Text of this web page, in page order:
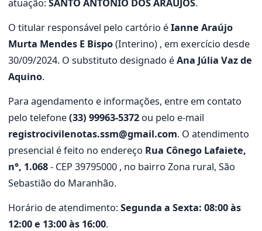
atuação:SANTO ANTONIO DOS ARAÚJOS.
O titular responsável pelo cartório éIanne Araújo
Murta Mendes E Bispo(Interino) , em exercício desde
30/09/2024. O substituto designado éAna Júlia Vaz de
Aquino.
Para agendamento e informações, entre em contato
pelo telefone(33) 99963-5372 ou pelo e-mail
registrocivilenotas.ssm@gmail.com. O atendimento
presencial é feito no endereço Rua Cônego Lafaiete,
n°, 1.068- CEP 39795000 , no bairro Zona rural, São
Sebastião do Maranhão.
Horário de atendimento:Segunda a Sexta: 08:00 às
12:00 e 13:00 às 16:00.